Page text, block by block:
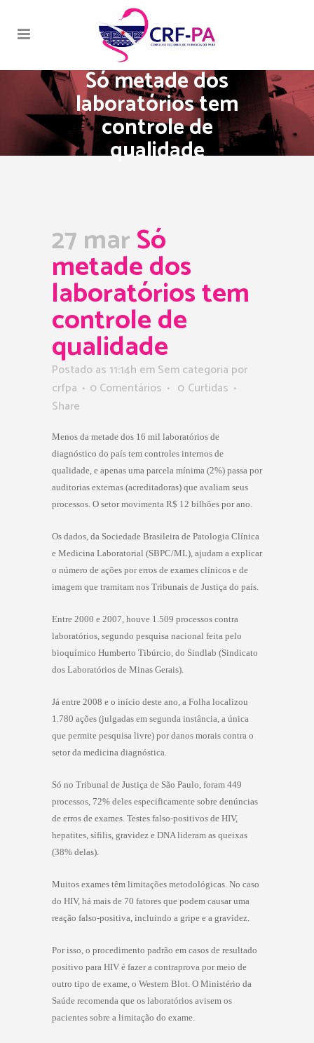
Só metade dos
laboratórios tem
controle de
qualidade
27 marSó
metade dos
laboratórios tem
controle de
qualidade
Postado as 11:14h em Sem categoria por
crfpa
0 Comentários 0 Curtidas
Share
Menos da metade dos 16 mil laboratórios de
diagnóstico do país tem controles internos de
qualidade, e apenas uma parcela mínima (2%) passa por
auditorias externas (acreditadoras) que avaliam seus
processos. O setor movimenta R$ 12 bilhões por ano.
Os dados, da Sociedade Brasileira de Patologia Clínica
e Medicina Laboratorial (SBPC/ML), ajudam a explicar
o número de ações por erros de exames clínicos e de
imagem que tramitam nos Tribunais de Justiça do país.
Entre 2000 e 2007, houve 1.509 processos contra
laboratórios, segundo pesquisa nacional feita pelo
bioquímico Humberto Tibúrcio, do Sindlab (Sindicato
dos Laboratórios de Minas Gerais).
Já entre 2008 e o início deste ano, a Folha localizou
1.780 ações (julgadas em segunda instância, a única
que permite pesquisa livre) por danos morais contra o
setor da medicina diagnóstica.
Só no Tribunal de Justiça de São Paulo, foram 449
processos, 72% deles especificamente sobre denúncias
de erros de exames. Testes falso-positivos de HIV,
hepatites, sífilis, gravidez e DNA lideram as queixas
(38% delas).
Muitos exames têm limitações metodológicas. No caso
do HIV, há mais de 70 fatores que podem causar uma
reação falso-positiva, incluindo a gripe e a gravidez.
Por isso, o procedimento padrão em casos de resultado
positivo para HIV é fazer a contraprova por meio de
outro tipo de exame, o Western Blot. O Ministério da
Saúde recomenda que os laboratórios avisem os
pacientes sobre a limitação do exame.